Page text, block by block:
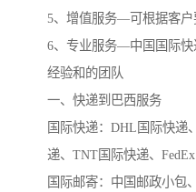
5、增值服务—可根据客
6、专业服务—中国国际
经验和的团队
一、快递到巴西服务
国际快递：DHL国际快递
递、TNT国际快递、
国际邮寄：中国邮政小包